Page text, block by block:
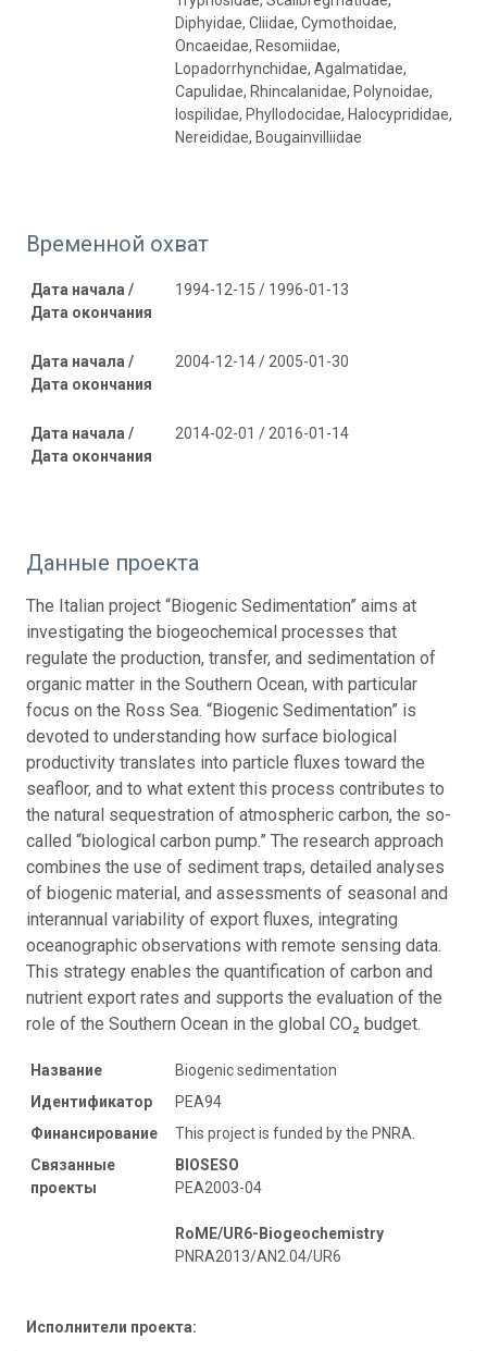
Diphyidae, Cliidae, Cymothoidae,
Oncaeidae, Resomiidae,
Lopadorrhynchidae, Agalmatidae,
Capulidae, Rhincalanidae, Polynoidae,
Iospilidae, Phyllodocidae, Halocyprididae,
Nereididae, Bougainvilliidae
Временной охват
Дата начала /
Дата окончания
1994-12-15 / 1996-01-13
Дата начала /
Дата окончания
2004-12-14 / 2005-01-30
Дата начала /
Дата окончания
2014-02-01 / 2016-01-14
Данные проекта
The Italian project “Biogenic Sedimentation” aims at
investigating the biogeochemical processes that
regulate the production, transfer, and sedimentation of
organic matter in the Southern Ocean, with particular
focus on the Ross Sea. “Biogenic Sedimentation” is
devoted to understanding how surface biological
productivity translates into particle fluxes toward the
seafloor, and to what extent this process contributes to
the natural sequestration of atmospheric carbon, the so-
called “biological carbon pump.” The research approach
combines the use of sediment traps, detailed analyses
of biogenic material, and assessments of seasonal and
interannual variability of export fluxes, integrating
oceanographic observations with remote sensing data.
This strategy enables the quantification of carbon and
nutrient export rates and supports the evaluation of the
role of the Southern Ocean in the global CO₂ budget.
Название
Biogenic sedimentation
Идентификатор
PEA94
Финансирование
This project is funded by the PNRA.
Связанные
проекты
BIOSESO
PEA2003-04
RoME/UR6-Biogeochemistry
PNRA2013/AN2.04/UR6
Исполнители проекта: